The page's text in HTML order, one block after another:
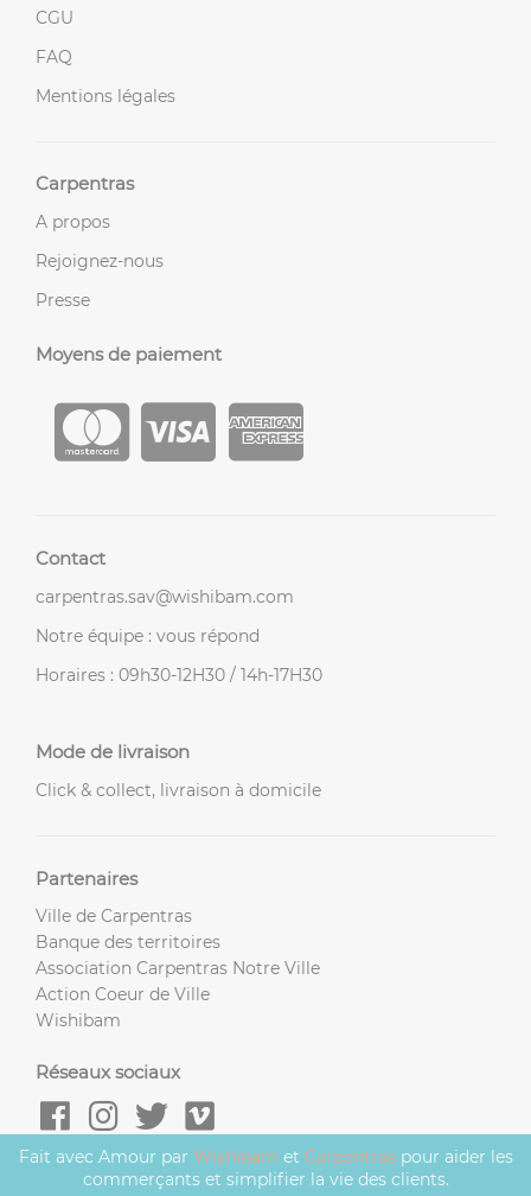
CGU
FAQ
Mentions légales
Carpentras
A propos
Rejoignez-nous
Presse
Moyens de paiement
Contact
carpentras.sav@wishibam.com
Notre équipe : vous répond
Horaires : 09h30-12H30 / 14h-17H30
Mode de livraison
Click & collect, livraison à domicile
Partenaires
Ville de Carpentras
Banque des territoires
Association Carpentras Notre Ville
Action Coeur de Ville
Wishibam
Réseaux sociaux
Fait avec Amour par Wishibam et Carpentraspour aider les
commerçants et simplifier la vie des clients.